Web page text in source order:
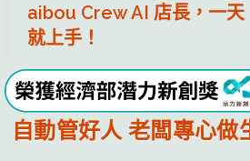
aibou Crew AI 店長，一天
就上手！
班表薪水系統算，員工
自動管好人 老闆專心做